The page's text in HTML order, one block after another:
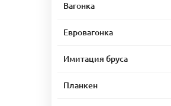
Вагонка
Евровагонка
Имитация бруса
Планкен